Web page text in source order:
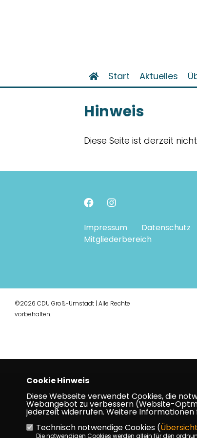
Start Aktuelles
Hinweis
Diese Seite ist derzeit
Impressum Datenschutz
Mitgliederbereich
©2026 CDU Groß-Umstadt | Alle Rechte
vorbehalten.
Cookie Hinweis
Diese Webseite verwendet Cookies, die
Webangebot zu verbessern (Website-
jederzeit widerrufen. Weitere Informationen
Technisch notwendige Cookies (Übersicht
Die notwendigen Cookies werden allein für den